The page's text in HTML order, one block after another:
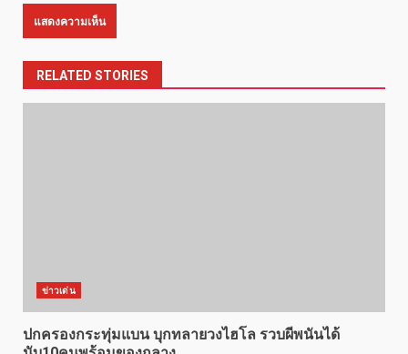
RELATED STORIES
ข่าวเด่น
ปกครองกระทุ่มแบน บุกทลายวงไฮโล รวบผีพนันได้